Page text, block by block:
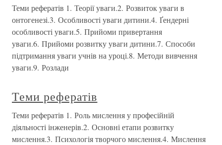
Теми рефератів 1. Теорії уваги.2. Розвиток уваги в
онтогенезі.3. Особливості уваги дитини.4. Ґендерні
особливості уваги.5. Прийоми привертання
уваги.6. Прийоми розвитку уваги дитини.7. Способи
підтримання уваги учнів на уроці.8. Методи вивчення
уваги.9. Розлади
Теми рефератів
Теми рефератів 1. Роль мислення у професійній
діяльності інженерів.2. Основні етапи розвитку
мислення.3. Психологія творчого мислення.4. Мислення